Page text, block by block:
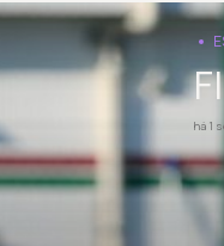
há 1